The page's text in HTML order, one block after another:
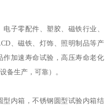
子零配件、塑胶、磁铁行业、
、磁铁、灯饰、照明制品等产
加速寿命试验，高压寿命老化
备生产，可靠）。
型内箱，不锈钢圆型试验内箱结